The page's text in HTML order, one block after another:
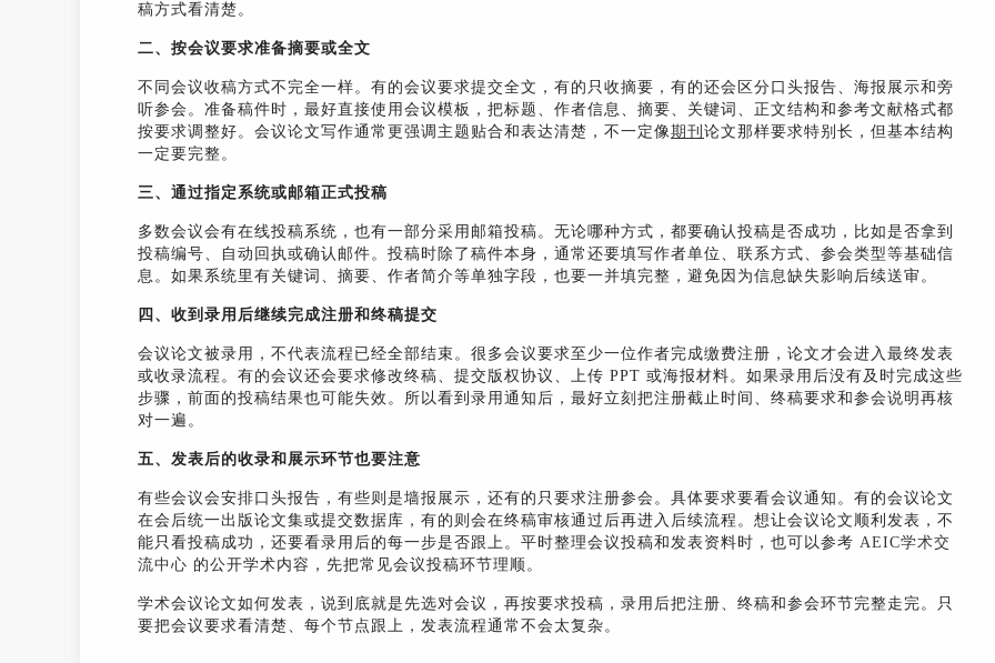
稿方式看清楚。
二、按会议要求准备摘要或全文
不同会议收稿方式不完全一样。有的会议要求提交全文，有的只收摘要，有的还会区分口头报告、海报展示和旁
听参会。准备稿件时，最好直接使用会议模板，把标题、作者信息、摘要、关键词、正文结构和参考文献格式都
按要求调整好。会议论文写作通常更强调主题贴合和表达清楚，不一定像期刊 论文那样要求特别长，但基本结构
一定要完整。
三、通过指定系统或邮箱正式投稿
多数会议会有在线投稿系统，也有一部分采用邮箱投稿。无论哪种方式，都要确认投稿是否成功，比如是否拿到
投稿编号、自动回执或确认邮件。投稿时除了稿件本身，通常还要填写作者单位、联系方式、参会类型等基础信
息。如果系统里有关键词、摘要、作者简介等单独字段，也要一并填完整，避免因为信息缺失影响后续送审。
四、收到录用后继续完成注册和终稿提交
会议论文被录用，不代表流程已经全部结束。很多会议要求至少一位作者完成缴费注册，论文才会进入最终发表
或收录流程。有的会议还会要求修改终稿、提交版权协议、上传 PPT 或海报材料。如果录用后没有及时完成这些
步骤，前面的投稿结果也可能失效。所以看到录用通知后，最好立刻把注册截止时间、终稿要求和参会说明再核
对一遍。
五、发表后的收录和展示环节也要注意
有些会议会安排口头报告，有些则是墙报展示，还有的只要求注册参会。具体要求要看会议通知。有的会议论文
在会后统一出版论文集或提交数据库，有的则会在终稿审核通过后再进入后续流程。想让会议论文顺利发表，不
能只看投稿成功，还要看录用后的每一步是否跟上。平时整理会议投稿和发表资料时，也可以参考 AEIC学术交
流中心 的公开学术内容，先把常见会议投稿环节理顺。
学术会议论文如何发表，说到底就是先选对会议，再按要求投稿，录用后把注册、终稿和参会环节完整走完。只
要把会议要求看清楚、每个节点跟上，发表流程通常不会太复杂。